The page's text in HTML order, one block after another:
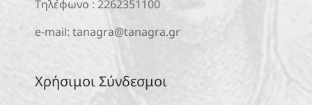
Τηλέφωνο : 2262351100
e-mail: tanagra@tanagra.gr
Χρήσιμοι Σύνδεσμοι